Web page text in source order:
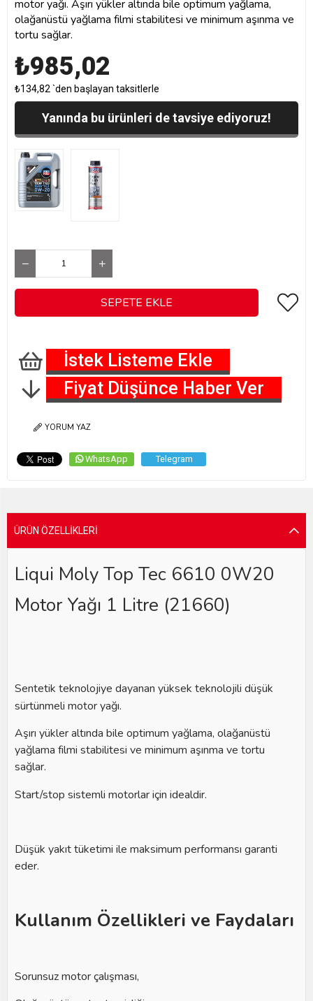
motor yağı. Aşırı yükler altında bile optimum yağlama,
olağanüstü yağlama filmi stabilitesi ve minimum aşınma ve
tortu sağlar.
₺985,02
₺134,82`den başlayan taksitlerle
Yanında bu ürünleri de tavsiye ediyoruz!
İstek Listeme Ekle
Fiyat Düşünce Haber Ver
YORUM YAZ
WhatsApp Telegram
ÜRÜN ÖZELLIKLERI
Liqui Moly Top Tec 6610 0W20
Motor Yağı 1 Litre (21660)
Sentetik teknolojiye dayanan yüksek teknolojili düşük
sürtünmeli motor yağı.
Aşırı yükler altında bile optimum yağlama, olağanüstü
yağlama filmi stabilitesi ve minimum aşınma ve tortu
sağlar.
Start/stop sistemli motorlar için idealdir.
Düşük yakıt tüketimi ile maksimum performansı garanti
eder.
Kullanım Özellikleri ve Faydaları
Sorunsuz motor çalışması,